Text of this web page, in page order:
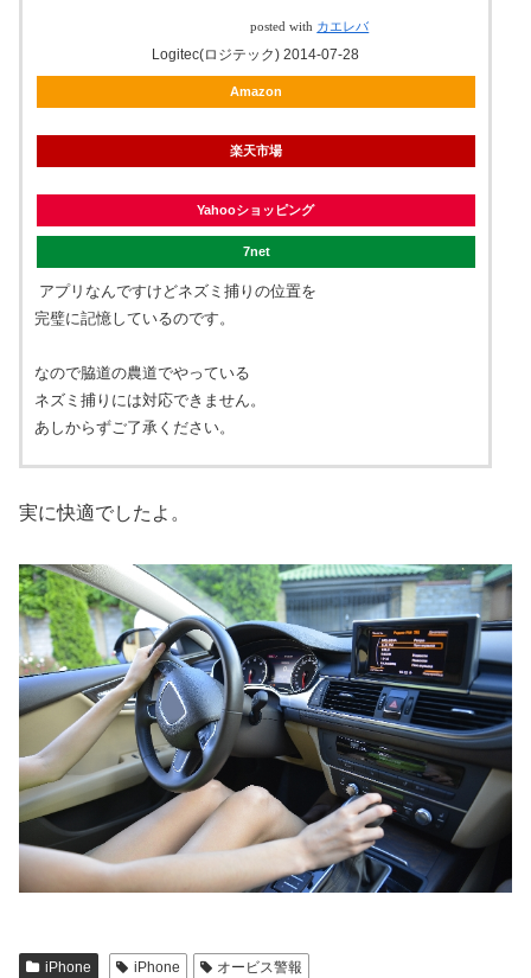
posted with カエレバ
Logitec(ロジテック) 2014-07-28
Amazon
楽天市場
Yahooショッピング
7net
アプリなんですけどネズミ捕りの位置を
完璧に記憶しているのです。
なので脇道の農道でやっている
ネズミ捕りには対応できません。
あしからずご了承ください。
実に快適でしたよ。
iPhone iPhone オービス警報